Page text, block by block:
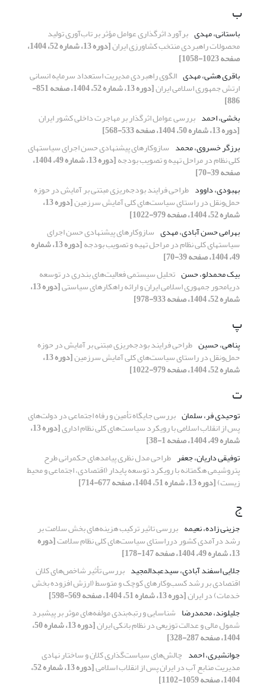
ب
باستانی، مهدی برآورد اثرگذاری عوامل مؤثر بر تاب‌آوری تولید
محصولات راهبردی منتخب کشاورزی ایران [دوره 13، شماره 52، 1404،
صفحه 1023-1058]
باقری هشی، مهدی الگوی راهبردی مدیریت استعداد سرمایه انسانی
ارتش جمهوری اسلامی ایران [دوره 13، شماره 52، 1404، صفحه 851-
886]
بخشی، احمد بررسی عوامل اثرگذار بر مهاجرت داخلی کشور ایران
[دوره 13، شماره 50، 1404، صفحه 533-568]
برزگر خسروی، محمد سازوکارهای پیشنهادی حسن اجرای سیاستهای
کلی نظام در مراحل تهیه و تصویب بودجه [دوره 13، شماره 49، 1404،
صفحه 39-70]
بهبودی، داوود طراحی فرایند بودجه‌ریزی مبتنی بر آمایش در حوزه
حمل‌ونقل در راستای سیاست‌های کلی آمایش سرزمین [دوره 13،
شماره 52، 1404، صفحه 979-1022]
بهرامی حسن آبادی، مهدی سازوکارهای پیشنهادی حسن اجرای
سیاستهای کلی نظام در مراحل تهیه و تصویب بودجه [دوره 13، شماره
49، 1404، صفحه 39-70]
بیک محمدلو، حسن تحلیل سیستمی‌ فعالیت‌های‌ بندری در توسعه
دریامحور جمهوری اسلامی ایران و ارائه راهکارهای سیاستی [دوره 13،
شماره 52، 1404، صفحه 933-978]
پ
پناهی، حسین طراحی فرایند بودجه‌ریزی مبتنی بر آمایش در حوزه
حمل‌ونقل در راستای سیاست‌های کلی آمایش سرزمین [دوره 13،
شماره 52، 1404، صفحه 979-1022]
ت
توحیدی فر، سلمان بررسی جایگاه تأمین و رفاه اجتماعی در دولت‌های
پس از انقلاب اسلامی با رویکرد سیاست‌های کلی نظام اداری [دوره 13،
شماره 49، 1404، صفحه 1-38]
توفیقی داریان، جعفر طراحی مدل نظری پیامدهای حکمرانی طرح
پتروشیمی هگمتانه با رویکرد توسعه پایدار (اقتصادی، اجتماعی و محیط
زیست)[دوره 13، شماره 51، 1404، صفحه 677-714]
ج
جزینی زاده، نعیمه بررسی تاثیر ترکیب هزینه‌های بخش سلامت بر
رشد درآمدی کشور درراستای سیاست‌های کلی نظام سلامت[دوره
13، شماره 49، 1404، صفحه 147-178]
جلایی اسفند آبادی، سیدعبدالمجید بررسی تأثیر شاخص‌های کلان
اقتصادی بر رشد کسب‌وکارهای کوچک و متوسط (ارزش افزوده بخش
خدمات) در ایران[دوره 13، شماره 51، 1404، صفحه 569-598]
جلیلوند، محمدرضا شناسایی و رتبه‌بندی مولفه‌های موثر بر پیشبرد
شمول مالی و عدالت توزیعی در نظام بانکی ایران [دوره 13، شماره 50،
1404، صفحه 287-328]
جوانشیری، احمد چالش‌های سیاست‌گذاری کلان و ساختار نهادی
مدیریت منابع آب در ایران پس از انقلاب اسلامی [دوره 13، شماره 52،
1404، صفحه 1059-1102]